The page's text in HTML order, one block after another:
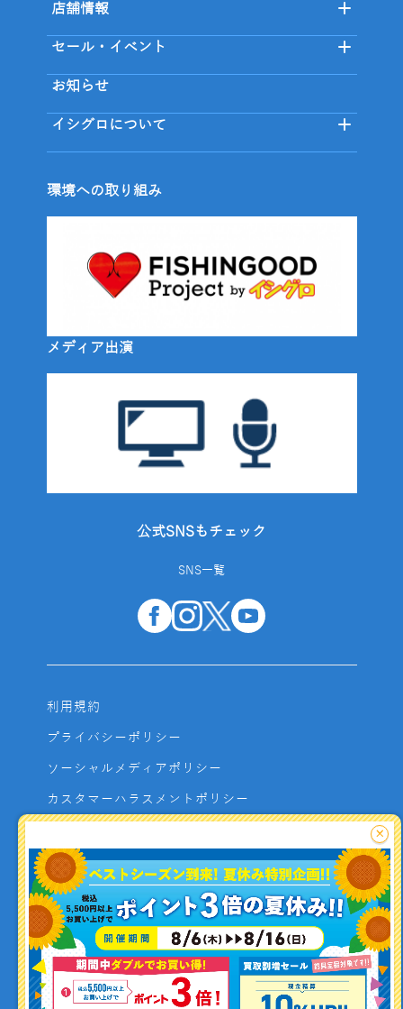
釣り情報を
投稿する
店舗情報
セール・イベント
お知らせ
イシグロについて
環境への取り組み
メディア出演
公式SNSもチェック
SNS一覧
利用規約
プライバシーポリシー
ソーシャルメディアポリシー
カスタマーハラスメントポリシー
よくあるご質問
お問い合わせ
利用者資金の保全方法
×